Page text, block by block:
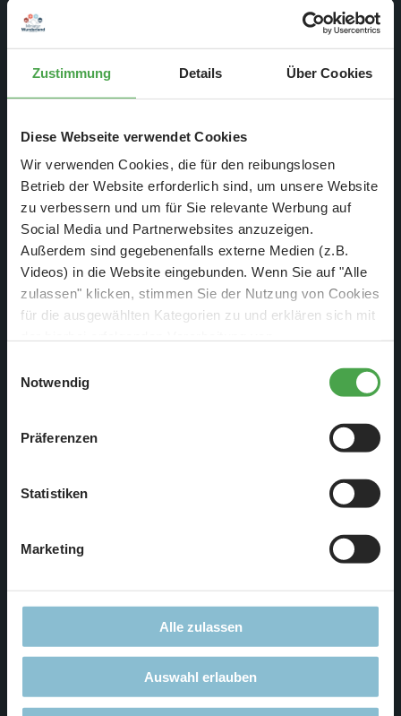
Zustimmung Details Über Cookies
Diese Webseite verwendet Cookies
Wir verwenden Cookies, die für den reibungslosen
Betrieb der Website erforderlich sind, um unsere Website
zu verbessern und um für Sie relevante Werbung auf
Social Media und Partnerwebsites anzuzeigen.
Außerdem sind gegebenenfalls externe Medien (z.B.
Videos) in die Website eingebunden. Wenn Sie auf "Alle
zulassen" klicken, stimmen Sie der Nutzung von Cookies
für die ausgewählten Kategorien zu und erklären sich mit
diese Einstellungen jederzeit über die Schaltfläche
zustimmen, beschränken wir uns auf die technisch
notwendigen Cookies. Weitere Informationen finden Sie in
Notwendig
Präferenzen
Statistiken
Marketing
Alle zulassen
Auswahl erlauben
den letzten Tagen weiter gearbeitet worden. Die Büros sind
schon bezugsfertig und am Tresen arbeiten wir fleißig!
Während noch an der neuen Werkstatt gebaut wird, geht in
der alten Werkstatt der Betrieb wie gewohnt weiter. Hier
Lüftungsanlage dahingehend überprüft, ob auch alles richtig
kleinen Fehler, die von den Kollegen hinterlassen wurden.